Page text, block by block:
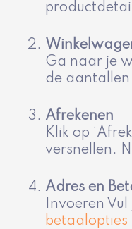
Ga naar je
de
Afrekenen
Klik op
versnellen.
Adres en
Invoeren
betaalopties